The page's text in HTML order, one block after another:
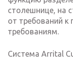
столешнице, на
от требований к
требованиям.
Система Arrital